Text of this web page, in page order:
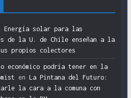
Energía solar para las
de la U. de Chile enseñan a la
propios colectores
económico podría tener en la
en La Pintana del Futuro:
la cara a la comuna con